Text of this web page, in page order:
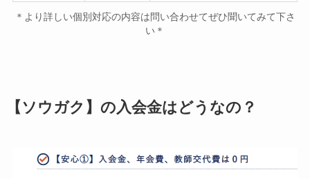
＊より詳しい個別対応の内容は問い合わせてぜひ聞いてみて下さ
い＊
【ソウガク】の入会金はどうなの？